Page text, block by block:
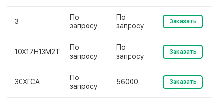
3
По
запросу
По
запросу
Заказать
10Х17Н13М2Т
По
запросу
По
запросу
Заказать
30ХГСА
По
запросу
56000 Заказать